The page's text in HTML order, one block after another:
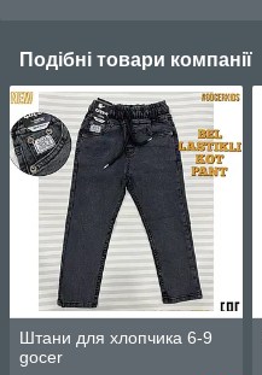
Подібні товари компанії
Штани для хлопчика 6-9
gocer